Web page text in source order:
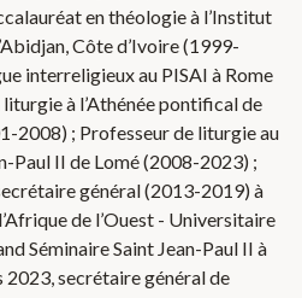
en théologie à l’Institut
Côte d’Ivoire (1999-
interreligieux au PISAI à Rome
à l’Athénée pontifical de
2008) ; Professeur de liturgie au
Paul II de Lomé (2008-2023) ;
général (2013-2019) à
de l’Ouest - Universitaire
Séminaire Saint Jean-Paul II à
secrétaire général de